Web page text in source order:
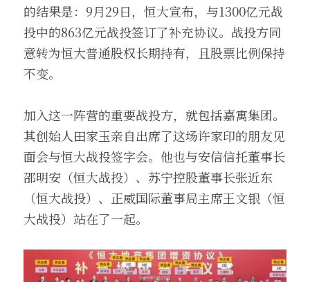
的结果是：9月29日，恒大宣布，与1300亿元战
投中的863亿元战投签订了补充协议。战投方同
意转为恒大普通股权长期持有，且股票比例保持
不变。
加入这一阵营的重要战投方，就包括嘉寓集团。
其创始人田家玉亲自出席了这场许家印的朋友见
面会与恒大战投签字会。他也与安信信托董事长
邵明安（恒大战投）、苏宁控股董事长张近东
（恒大战投）、正威国际董事局主席王文银（恒
大战投）站在了一起。